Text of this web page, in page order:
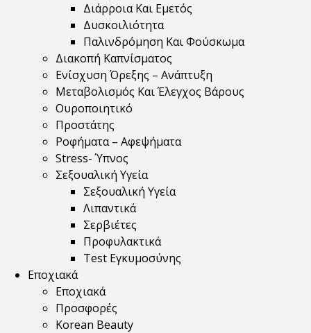
Διάρροια Και Εμετός
Δυσκοιλιότητα
Παλινδρόμηση Και Φούσκωμα
Διακοπή Καπνίσματος
Ενίσχυση Όρεξης – Ανάπτυξη
Μεταβολισμός Και Έλεγχος Βάρους
Ουροποιητικό
Προστάτης
Ροφήματα – Αφεψήματα
Stress- Ύπνος
Σεξουαλική Υγεία
Σεξουαλική Υγεία
Λιπαντικά
Σερβιέτες
Προφυλακτικά
Test Εγκυμοσύνης
Εποχιακά
Εποχιακά
Προσφορές
Korean Beauty